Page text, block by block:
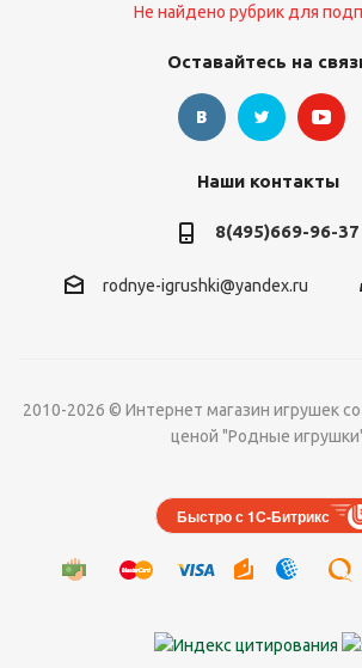
Не найдено рубрик для
Оставайтесь на
Наши контакты
8(495)669-96-37
rodnye-igrushki@yandex.ru
2010-2026 © Интернет магазин игрушек
ценой "Родные
Быстро с 1С-Битрикс